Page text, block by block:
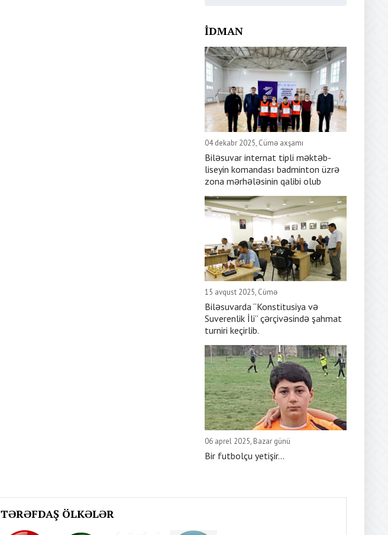
İDMAN
04 dekabr 2025, Cümə axşamı
Biləsuvar internat tipli məktəb-
liseyin komandası badminton üzrə
zona mərhələsinin qalibi olub
15 avqust 2025, Cümə
Biləsuvarda “Konstitusiya və
Suverenlik İli” çərçivəsində şahmat
turniri keçirlib.
06 aprel 2025, Bazar günü
Bir futbolçu yetişir...
TƏRƏFDAŞ ÖLKƏLƏR